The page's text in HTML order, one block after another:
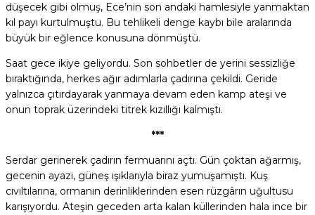
düşecek gibi olmuş, Ece’nin son andaki hamlesiyle yanmaktan
kıl payı kurtulmuştu. Bu tehlikeli denge kaybı bile aralarında
büyük bir eğlence konusuna dönmüştü.
Saat gece ikiye geliyordu. Son sohbetler de yerini sessizliğe
bıraktığında, herkes ağır adımlarla çadırına çekildi. Geride
yalnızca çıtırdayarak yanmaya devam eden kamp ateşi ve
onun toprak üzerindeki titrek kızıllığı kalmıştı.
***
Serdar gerinerek çadırın fermuarını açtı. Gün çoktan ağarmış,
gecenin ayazı, güneş ışıklarıyla biraz yumuşamıştı. Kuş
cıvıltılarına, ormanın derinliklerinden esen rüzgârın uğultusu
karışıyordu. Ateşin geceden arta kalan küllerinden hala ince bir